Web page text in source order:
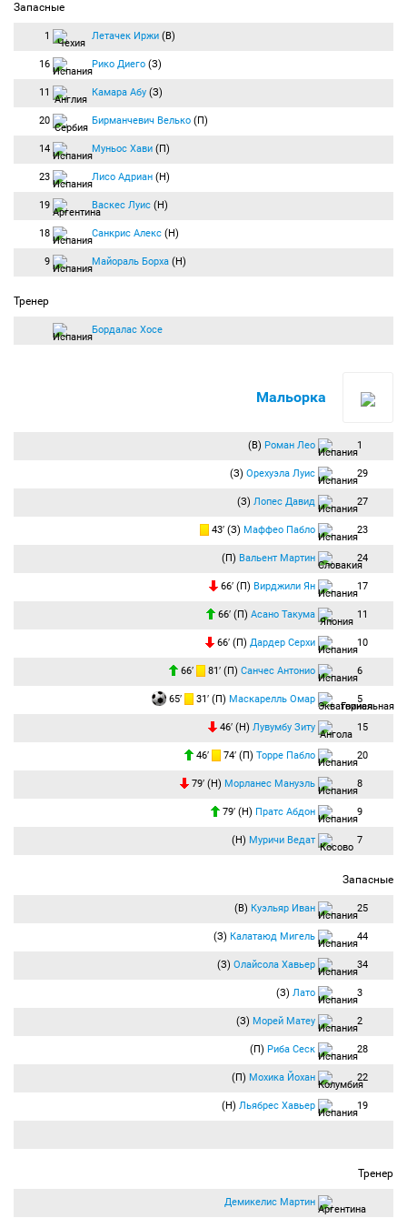
Запасные
1 Летачек Иржи (В)
16 Рико Диего (З)
11 Камара Абу (З)
20 Бирманчевич Велько (П)
14 Муньос Хави (П)
23 Лисо Адриан (Н)
19 Васкес Луис (Н)
18 Санкрис Алекс (Н)
9 Майораль Борха (Н)
Тренер
Бордалас Хосе
Мальорка
(В) Роман Лео 1
(З) Орехуэла Луис 29
(З) Лопес Давид 27
43′ (З) Маффео Пабло 23
(П) Вальент Мартин 24
66′ (П) Вирджили Ян 17
66′ (П) Асано Такума 11
66′ (П) Дардер Серхи 10
66′ 81′ (П) Санчес Антонио 6
65′ 31′ (П) Маскарелль Омар 5
46′ (Н) Лувумбу Зиту 15
46′ 74′ (П) Торре Пабло 20
79′ (Н) Морланес Мануэль 8
79′ (Н) Пратс Абдон 9
(Н) Муричи Ведат 7
Запасные
(В) Куэльяр Иван 25
(З) Калатаюд Мигель 44
(З) Олайсола Хавьер 34
(З) Лато 3
(З) Морей Матеу 2
(П) Риба Сеск 28
(П) Мохика Йохан 22
(Н) Льябрес Хавьер 19
Тренер
Демикелис Мартин